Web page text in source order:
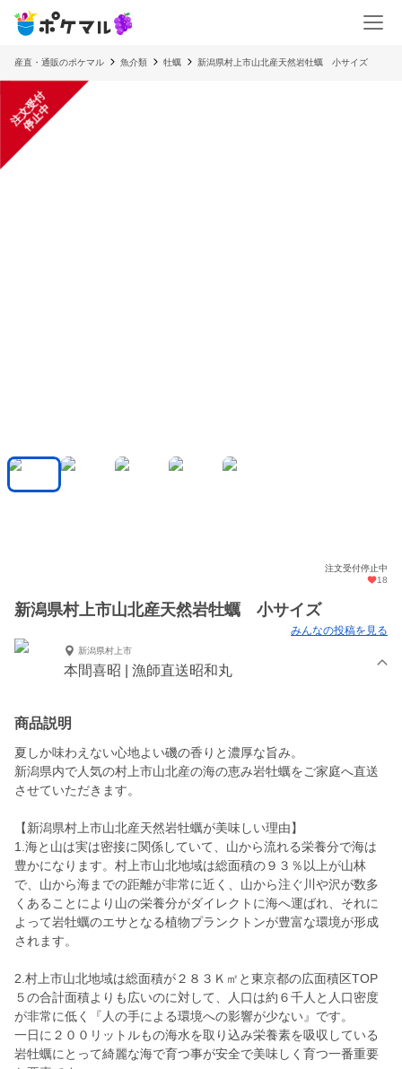
産直・通販のポケマル 魚介類 牡蠣 新潟県村上市山北産天然岩牡蠣 小サイズ
注
文
受
付
停
止
中
注文受付停止中
18
新潟県村上市山北産天然岩牡蠣 小サイズ
みんなの投稿を見る
新潟県村上市
本間喜昭 | 漁師直送昭和丸
商品説明
夏しか味わえない心地よい磯の香りと濃厚な旨み。
新潟県内で人気の村上市山北産の海の恵み岩牡蠣をご家庭へ直送
させていただきます。
【新潟県村上市山北産天然岩牡蠣が美味しい理由】
1.海と山は実は密接に関係していて、山から流れる栄養分で海は
豊かになります。村上市山北地域は総面積の９３％以上が山林
で、山から海までの距離が非常に近く、山から注ぐ川や沢が数多
くあることにより山の栄養分がダイレクトに海へ運ばれ、それに
よって岩牡蠣のエサとなる植物プランクトンが豊富な環境が形成
されます。
2.村上市山北地域は総面積が２８３Ｋ㎡と東京都の広面積区TOP
５の合計面積よりも広いのに対して、人口は約６千人と人口密度
が非常に低く『人の手による環境への影響が少ない』です。
一日に２００リットルもの海水を取り込み栄養素を吸収している
岩牡蠣にとって綺麗な海で育つ事が安全で美味しく育つ一番重要